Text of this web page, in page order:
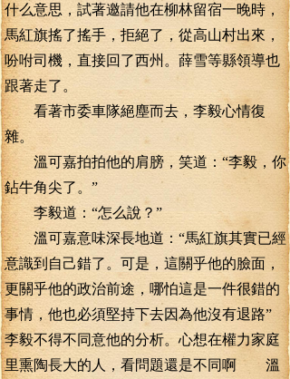
什么意思，試著邀請他在柳林留宿一晚時，
馬紅旗搖了搖手，拒絕了，從高山村出來，
吩咐司機，直接回了西州。薛雪等縣領導也
跟著走了。
看著市委車隊絕塵而去，李毅心情復
雜。
溫可嘉拍拍他的肩膀，笑道：“李毅，你
鉆牛角尖了。”
李毅道：“怎么說？”
溫可嘉意味深長地道：“馬紅旗其實已經
意識到自己錯了。可是，這關乎他的臉面，
更關乎他的政治前途，哪怕這是一件很錯的
事情，他也必須堅持下去因為他沒有退路”
李毅不得不同意他的分析。心想在權力家庭
里熏陶長大的人，看問題還是不同啊 溫